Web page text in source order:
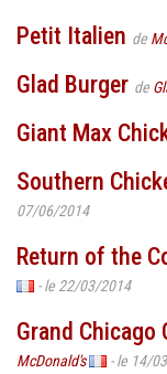
Petit Italien de
Glad Burger de
Giant Max
Southern
07/06/2014
Return of the
- le 22/03/2014
Grand Chicago
McDonald's
- le 14/